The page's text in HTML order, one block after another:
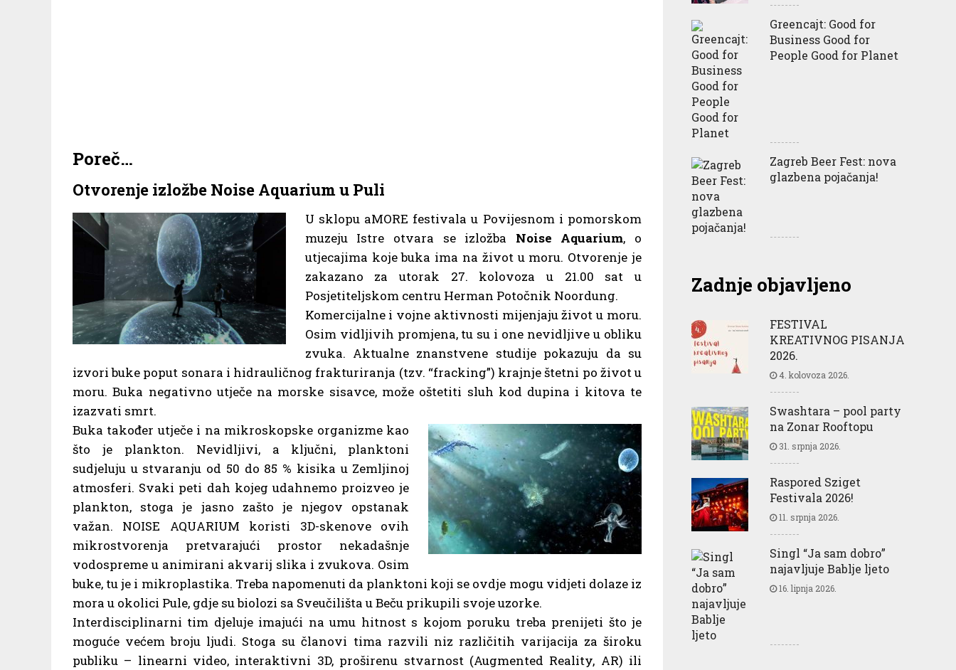
Poreč…
Otvorenje izložbe Noise Aquarium u Puli
U sklopu aMORE festivala u Povijesnom i pomorskom
muzeju Istre otvara se izložba Noise Aquarium, o
utjecajima koje buka ima na život u moru. Otvorenje je
zakazano za utorak 27. kolovoza u 21.00 sat u
Posjetiteljskom centru Herman Potočnik Noordung.
Komercijalne i vojne aktivnosti mijenjaju život u moru.
Osim vidljivih promjena, tu su i one nevidljive u obliku
zvuka. Aktualne znanstvene studije pokazuju da su
izvori buke poput sonara i hidrauličnog frakturiranja (tzv. “fracking”) krajnje štetni po život u
moru. Buka negativno utječe na morske sisavce, može oštetiti sluh kod dupina i kitova te
izazvati smrt.
Buka također utječe i na mikroskopske organizme kao
što je plankton. Nevidljivi, a ključni, planktoni
sudjeluju u stvaranju od 50 do 85 % kisika u Zemljinoj
atmosferi. Svaki peti dah kojeg udahnemo proizveo je
plankton, stoga je jasno zašto je njegov opstanak
važan. NOISE AQUARIUM koristi 3D-skenove ovih
mikrostvorenja pretvarajući prostor nekadašnje
vodospreme u animirani akvarij slika i zvukova. Osim
buke, tu je i mikroplastika. Treba napomenuti da planktoni koji se ovdje mogu vidjeti dolaze iz
mora u okolici Pule, gdje su biolozi sa Sveučilišta u Beču prikupili svoje uzorke.
Interdisciplinarni tim djeluje imajući na umu hitnost s kojom poruku treba prenijeti što je
moguće većem broju ljudi. Stoga su članovi tima razvili niz različitih varijacija za široku
publiku – linearni video, interaktivni 3D, proširenu stvarnost (Augmented Reality, AR) ili
Greencajt: Good for
Business Good for
People Good for Planet
Zagreb Beer Fest: nova
glazbena pojačanja!
Zadnje objavljeno
FESTIVAL
KREATIVNOG PISANJA
2026.
4. kolovoza 2026.
Swashtara – pool party
na Zonar Rooftopu
31. srpnja 2026.
Raspored Sziget
Festivala 2026!
11. srpnja 2026.
Singl “Ja sam dobro”
najavljuje Bablje ljeto
16. lipnja 2026.